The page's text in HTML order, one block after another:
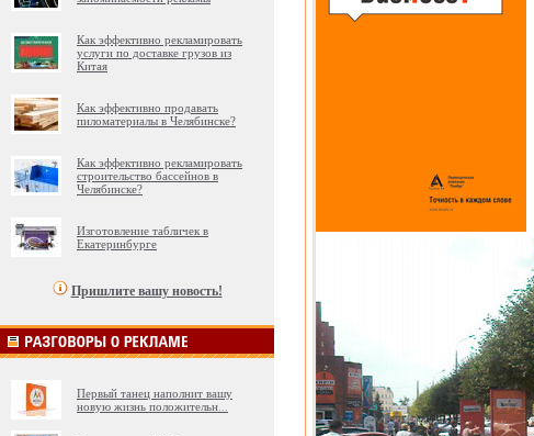
Как эффективно рекламировать
услуги по доставке грузов из
Китая
Как эффективно продавать
пиломатериалы в Челябинске?
Как эффективно рекламировать
строительство бассейнов в
Челябинске?
Изготовление табличек в
Екатеринбурге
Пришлите вашу новость!
Первый танец наполнит вашу
новую жизнь положительн